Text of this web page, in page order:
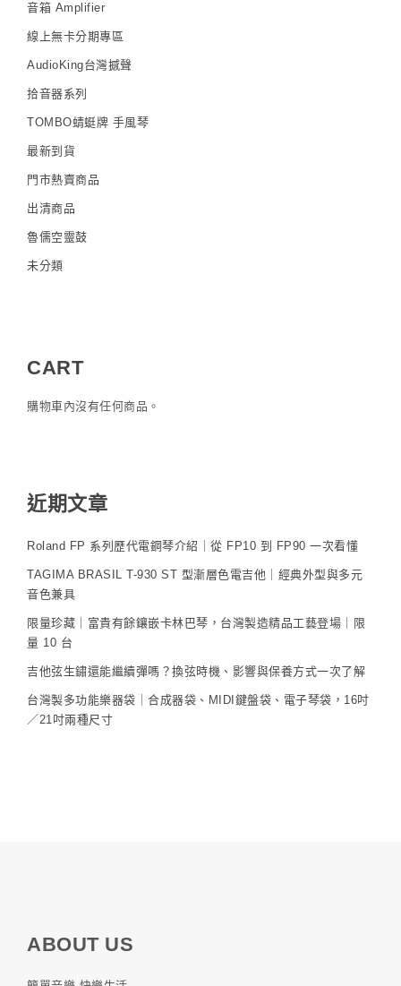
音箱 Amplifier
線上無卡分期專區
AudioKing台灣撼聲
拾音器系列
TOMBO蜻蜓牌 手風琴
最新到貨
門市熱賣商品
出清商品
魯儒空靈鼓
未分類
CART
購物車內沒有任何商品。
近期文章
Roland FP 系列歷代電鋼琴介紹｜從 FP10 到 FP90 一次看懂
TAGIMA BRASIL T-930 ST 型漸層色電吉他｜經典外型與多元
音色兼具
限量珍藏｜富貴有餘鑲嵌卡林巴琴，台灣製造精品工藝登場｜限
量 10 台
吉他弦生鏽還能繼續彈嗎？換弦時機、影響與保養方式一次了解
台灣製多功能樂器袋｜合成器袋、MIDI鍵盤袋、電子琴袋，16吋
／21吋兩種尺寸
ABOUT US